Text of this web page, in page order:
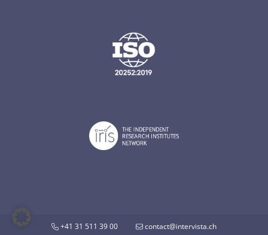
+41 31 511 39 00 contact@intervista.ch